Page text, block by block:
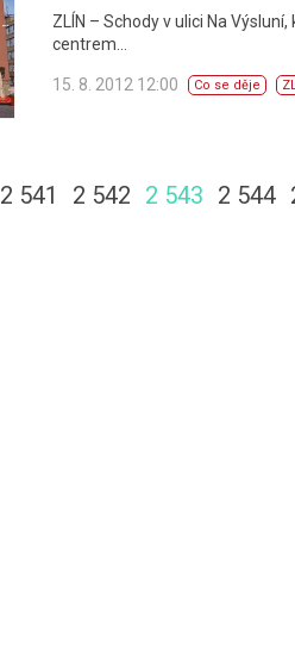
ZLÍN – Schody v ulici Na
centrem…
15. 8. 2012 12:00 Co se děje ZL
2 541 2 542 2 543 2 544